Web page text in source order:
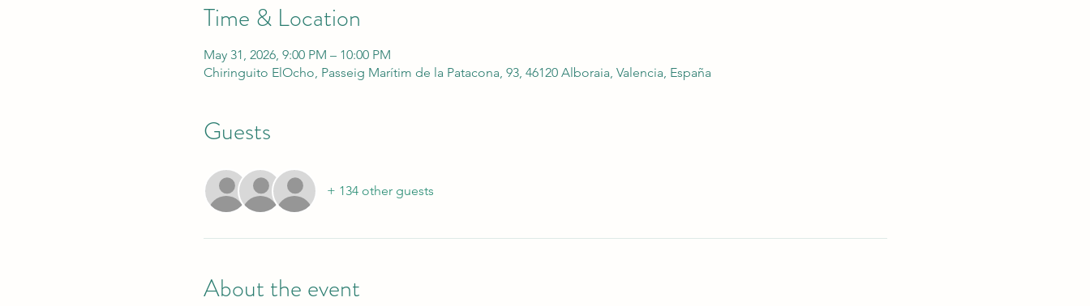
Time & Location
May 31, 2026, 9:00 PM – 10:00 PM
Chiringuito ElOcho, Passeig Marítim de la Patacona, 93, 46120 Alboraia, Valencia, España
Guests
+ 134 other guests
About the event